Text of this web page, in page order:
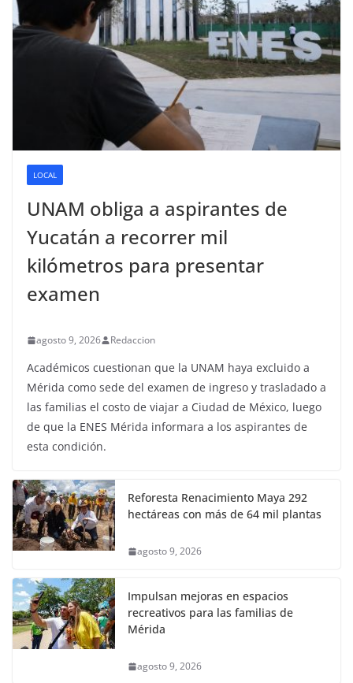
LOCAL
UNAM obliga a aspirantes de
Yucatán a recorrer mil
kilómetros para presentar
examen
agosto 9, 2026 Redaccion
Académicos cuestionan que la UNAM haya excluido a
Mérida como sede del examen de ingreso y trasladado a
las familias el costo de viajar a Ciudad de México, luego
de que la ENES Mérida informara a los aspirantes de
esta condición.
Reforesta Renacimiento Maya 292
hectáreas con más de 64 mil plantas
agosto 9, 2026
Impulsan mejoras en espacios
recreativos para las familias de
Mérida
agosto 9, 2026